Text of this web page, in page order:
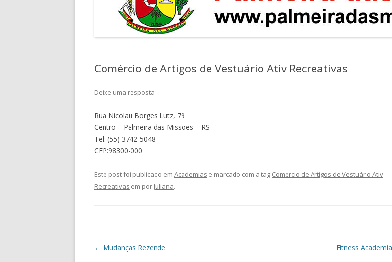
Comércio de Artigos de Vestuário Ativ Recreativas
Deixe uma resposta
Rua Nicolau Borges Lutz, 79
Centro – Palmeira das Missões – RS
Tel: (55) 3742-5048
CEP:98300-000
Este post foi publicado em Academias e marcado com a tag Comércio de Artigos de Vestuário Ativ
Recreativas em por Juliana.
Navegação
← Mudanças Rezende Fitness Academia